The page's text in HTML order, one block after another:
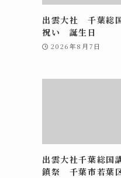
出雲大社 千葉総
祝い 誕生日
2026年8月7日
出雲大社千葉総
鎮祭 千葉市若葉